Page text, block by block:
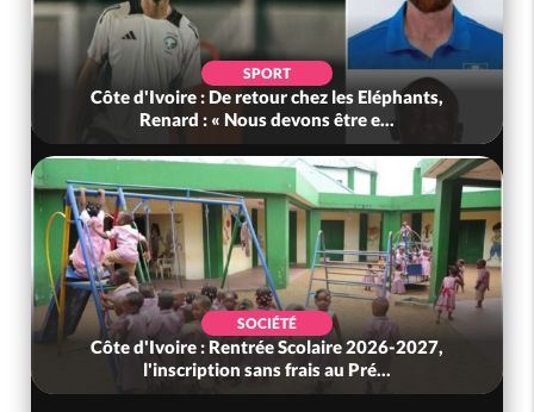
SPORT
Côte d'Ivoire : De retour chez les Eléphants,
Renard : « Nous devons être e...
SOCIÉTÉ
Côte d'Ivoire : Rentrée Scolaire 2026-2027,
l'inscription sans frais au Pré...